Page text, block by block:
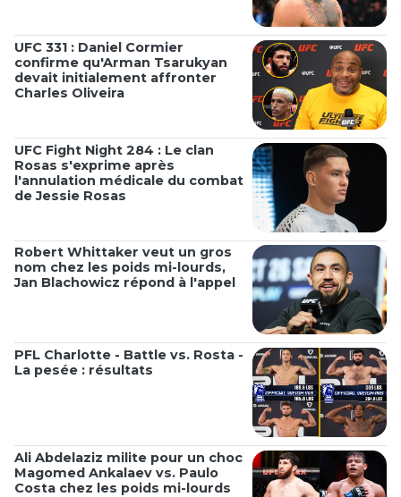
UFC 331 : Daniel Cormier
confirme qu'Arman Tsarukyan
devait initialement affronter
Charles Oliveira
UFC Fight Night 284 : Le clan
Rosas s'exprime après
l'annulation médicale du combat
de Jessie Rosas
Robert Whittaker veut un gros
nom chez les poids mi-lourds,
Jan Blachowicz répond à l'appel
PFL Charlotte - Battle vs. Rosta -
La pesée : résultats
Ali Abdelaziz milite pour un choc
Magomed Ankalaev vs. Paulo
Costa chez les poids mi-lourds